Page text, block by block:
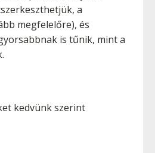
a
megfelelőre), és
is tűnik, mint a
kedvünk szerint